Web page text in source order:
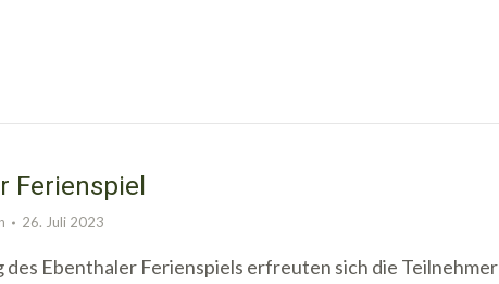
Ferienspiel
26. Juli 2023
des Ebenthaler Ferienspiels erfreuten sich die Teilnehmer